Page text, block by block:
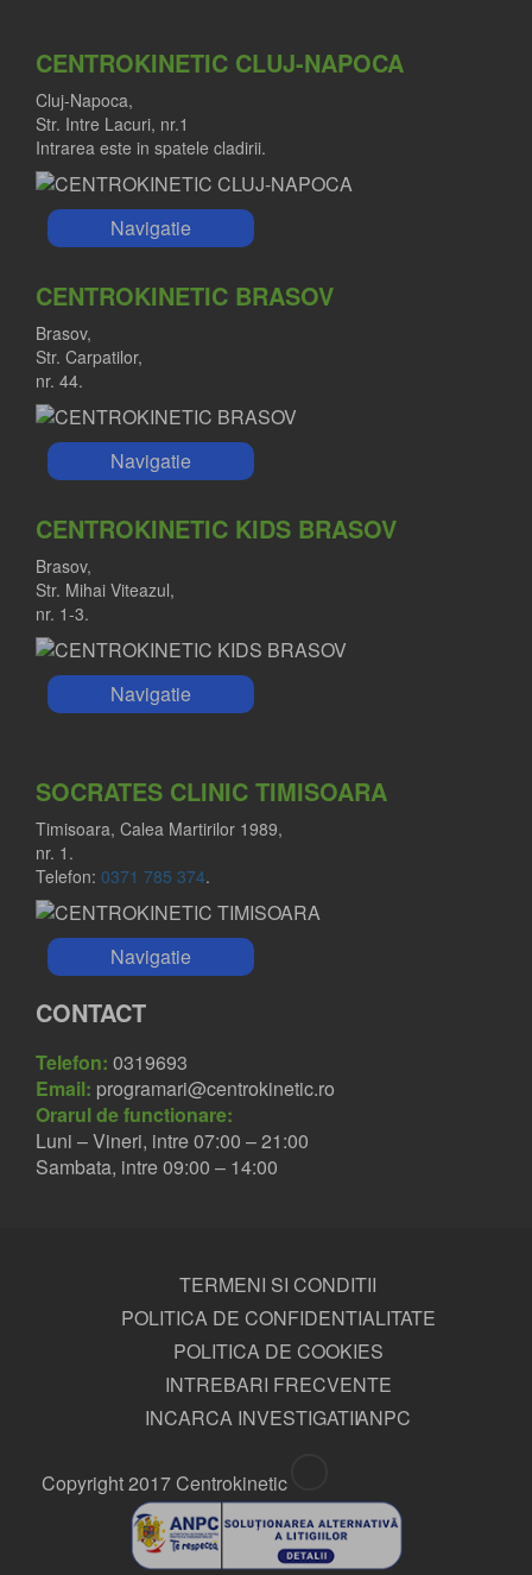
CENTROKINETIC CLUJ-NAPOCA
Cluj-Napoca,
Str. Intre Lacuri, nr.1
Intrarea este in spatele cladirii.
Navigatie
CENTROKINETIC BRASOV
Brasov,
Str. Carpatilor,
nr. 44.
Navigatie
CENTROKINETIC KIDS BRASOV
Brasov,
Str. Mihai Viteazul,
nr. 1-3.
Navigatie
SOCRATES CLINIC TIMISOARA
Timisoara, Calea Martirilor 1989,
nr. 1.
Telefon: 0371 785 374.
Navigatie
CONTACT
Telefon: 0319693
Email: programari@centrokinetic.ro
Orarul de functionare:
Luni – Vineri, intre 07:00 – 21:00
Sambata, intre 09:00 – 14:00
TERMENI SI CONDITII
POLITICA DE CONFIDENTIALITATE
POLITICA DE COOKIES
INTREBARI FRECVENTE
INCARCA INVESTIGATIIANPC
Copyright 2017 Centrokinetic